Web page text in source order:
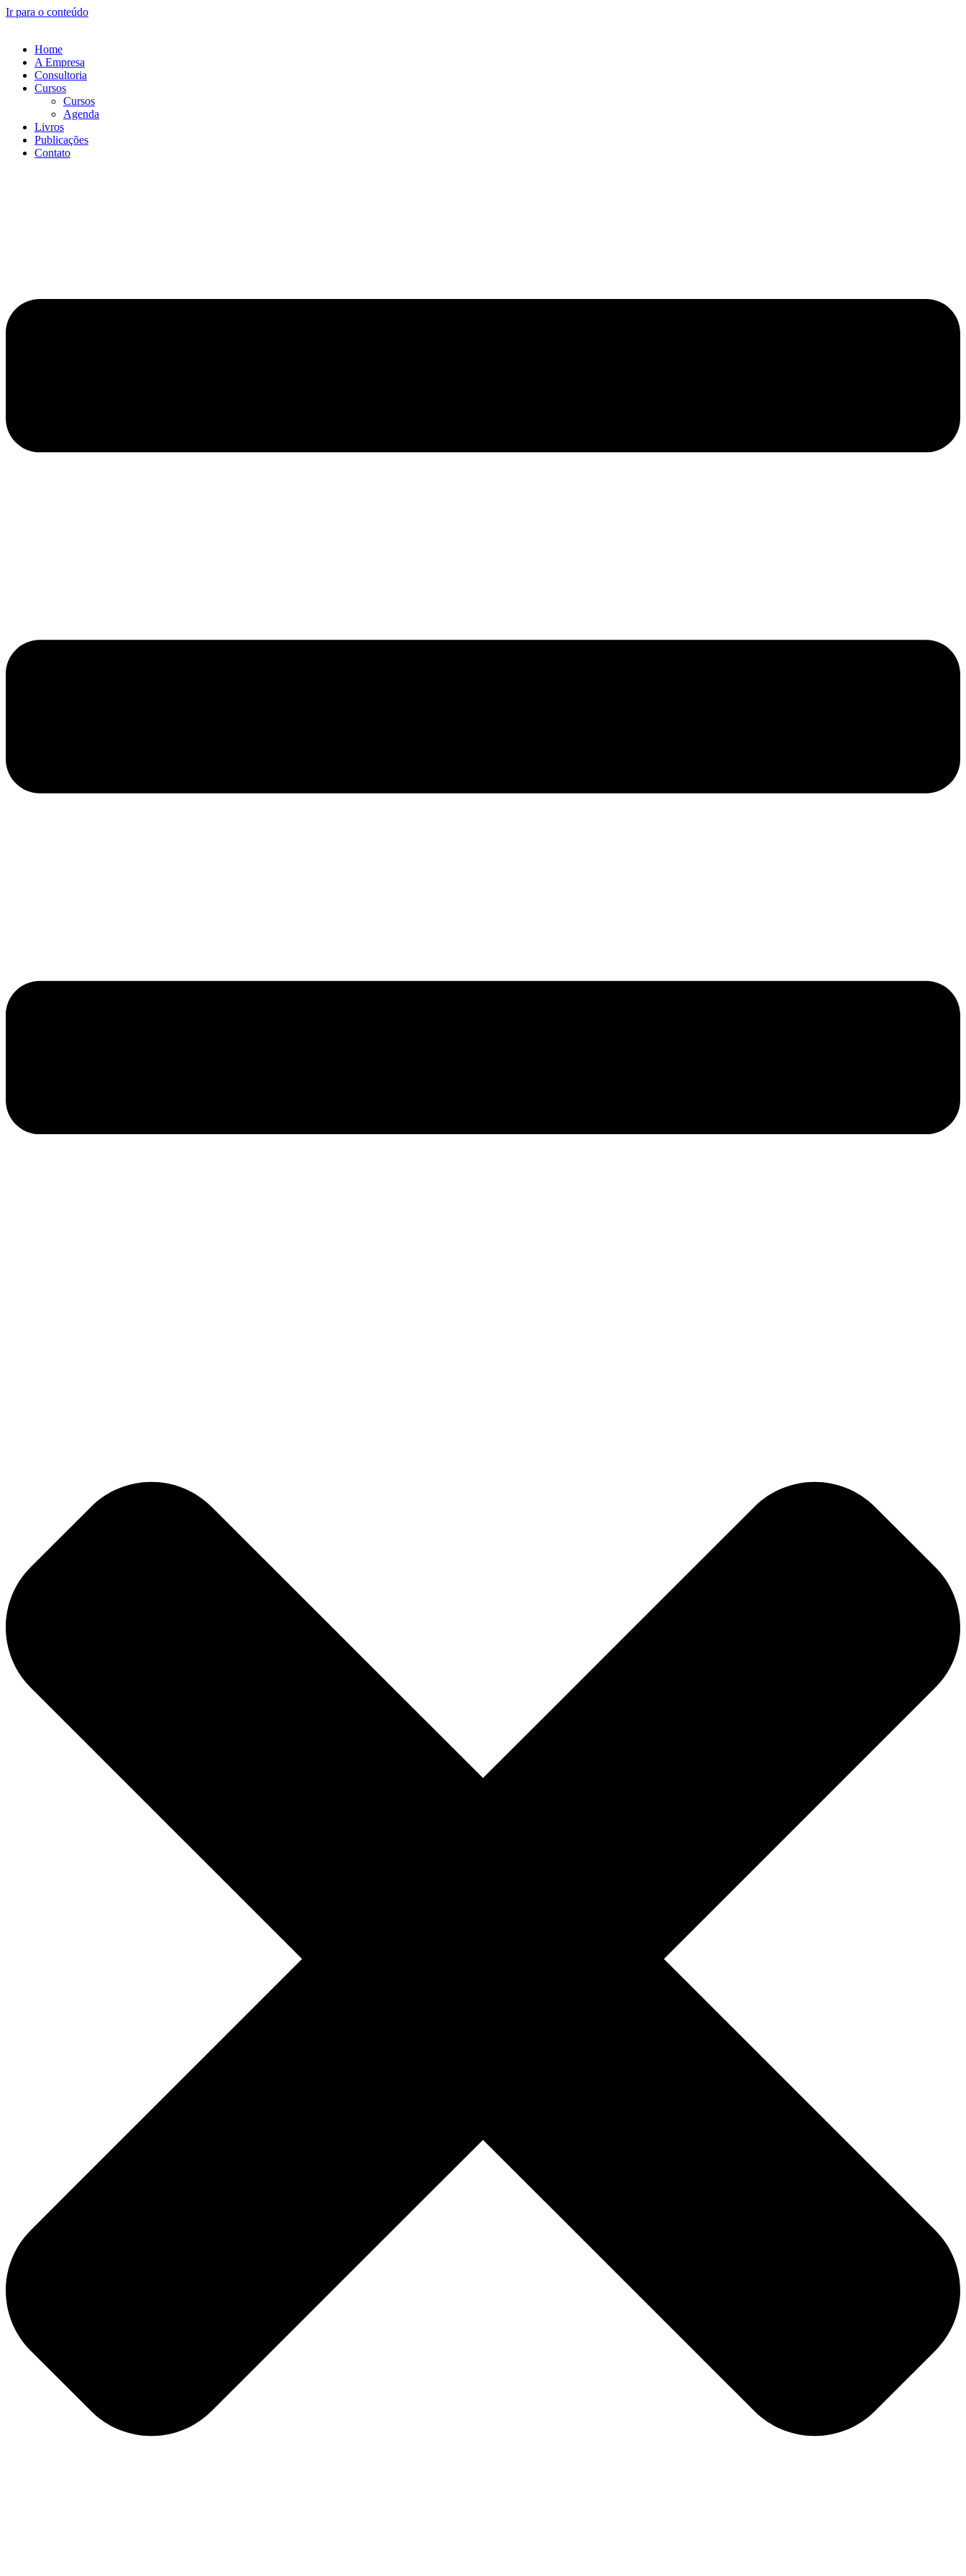
Ir para o conteúdo
Home
A Empresa
Consultoria
Cursos
Cursos
Agenda
Livros
Publicações
Contato